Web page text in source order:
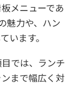
メニューであ
魅力や、ハン
います。
では、ランチ
まで幅広く対